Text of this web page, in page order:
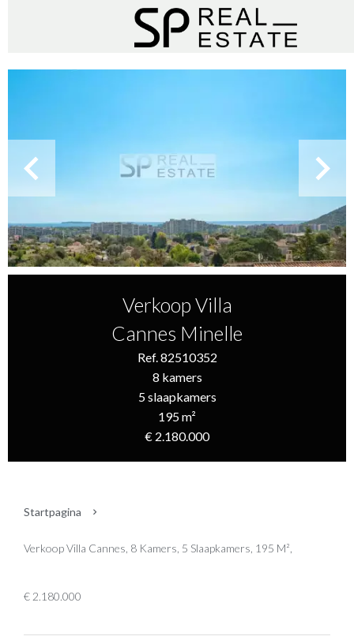
Verkoop Villa
Cannes Minelle
Ref. 82510352
8 kamers
5 slaapkamers
195 m²
€ 2.180.000
Startpagina
Verkoop Villa Cannes, 8 Kamers, 5 Slaapkamers, 195 M²,
€ 2.180.000